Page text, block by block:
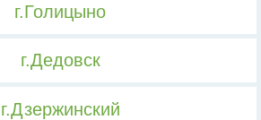
г.Голицыно
г.Дедовск
г.Дзержинский